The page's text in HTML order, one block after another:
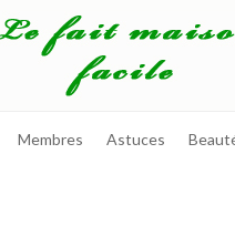
Membres Astuces